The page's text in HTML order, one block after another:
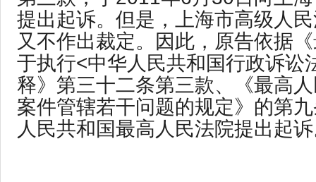
提出起诉。但是，上海市高级人
又不作出裁定。因此，原告依据
于执行<中华人民共和国行政诉讼
释》第三十二条第三款、《最高
案件管辖若干问题的规定》的第
人民共和国最高人民法院提出起